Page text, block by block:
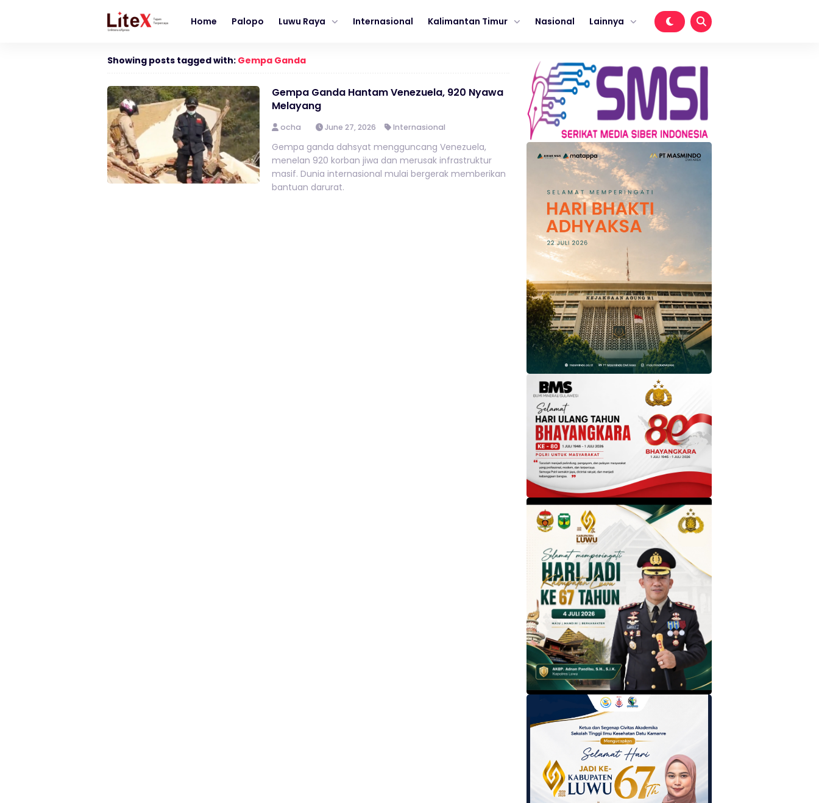
Home Palopo Luwu Raya Internasional Kalimantan Timur Nasional Lainnya
Showing posts tagged with: Gempa Ganda
Gempa Ganda Hantam Venezuela, 920 Nyawa
Melayang
ocha June 27, 2026 Internasional
Gempa ganda dahsyat mengguncang Venezuela,
menelan 920 korban jiwa dan merusak infrastruktur
masif. Dunia internasional mulai bergerak memberikan
bantuan darurat.